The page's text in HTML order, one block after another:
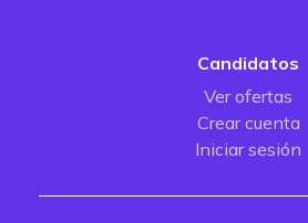
Candidatos
Ver ofertas
Crear cuenta
Iniciar sesión